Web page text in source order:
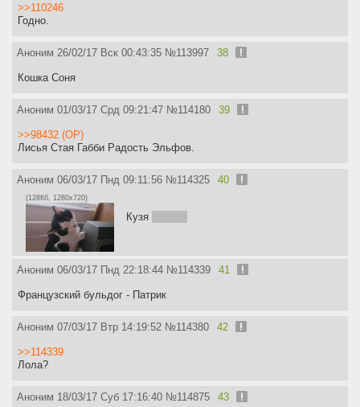
>>110246
Годно.
Аноним 26/02/17 Вск 00:43:35 №113997 38
Кошка Соня
Аноним 01/03/17 Срд 09:21:47 №114180 39
>>98432 (OP)
Лисья Стая Габби Радость Эльфов.
Аноним 06/03/17 Пнд 09:11:56 №114325 40
(128Кб, 1280x720)
Кузя
Аноним 06/03/17 Пнд 22:18:44 №114339 41
Французский бульдог - Патрик
Аноним 07/03/17 Втр 14:19:52 №114380 42
>>114339
Лола?
Аноним 18/03/17 Суб 17:16:40 №114875 43